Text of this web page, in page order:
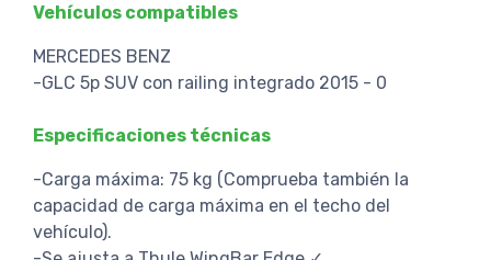
Vehículos compatibles
MERCEDES BENZ
-GLC 5p SUV con railing integrado 2015 - 0
Especificaciones técnicas
-Carga máxima: 75 kg (Comprueba también la
capacidad de carga máxima en el techo del
vehículo).